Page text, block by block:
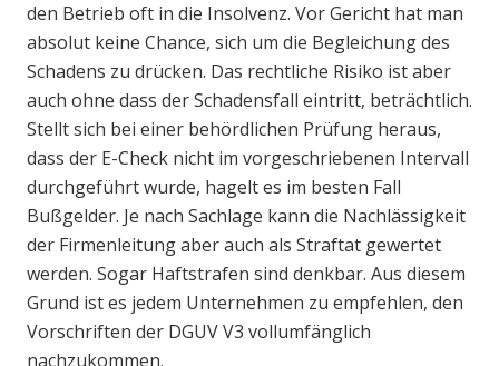
den Betrieb oft in die Insolvenz. Vor Gericht hat man
absolut keine Chance, sich um die Begleichung des
Schadens zu drücken. Das rechtliche Risiko ist aber
auch ohne dass der Schadensfall eintritt, beträchtlich.
Stellt sich bei einer behördlichen Prüfung heraus,
dass der E-Check nicht im vorgeschriebenen Intervall
durchgeführt wurde, hagelt es im besten Fall
Bußgelder. Je nach Sachlage kann die Nachlässigkeit
der Firmenleitung aber auch als Straftat gewertet
werden. Sogar Haftstrafen sind denkbar. Aus diesem
Grund ist es jedem Unternehmen zu empfehlen, den
Vorschriften der DGUV V3 vollumfänglich
nachzukommen.